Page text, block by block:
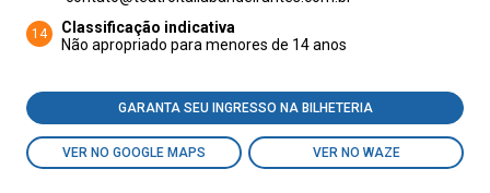
14
Classificação indicativa
Não apropriado para menores de 14 anos
GARANTA SEU INGRESSO NA BILHETERIA
VER NO GOOGLE MAPS VER NO WAZE